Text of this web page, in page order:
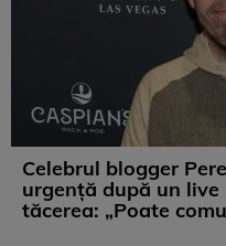
Celebrul blogger
urgență după un
tăcerea: „Poate